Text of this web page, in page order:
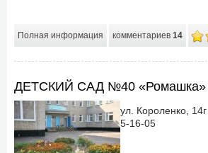
Полная информация комментариев 14
ДЕТСКИЙ САД №40 «Ромашка»
ул. Короленко, 14г
5-16-05